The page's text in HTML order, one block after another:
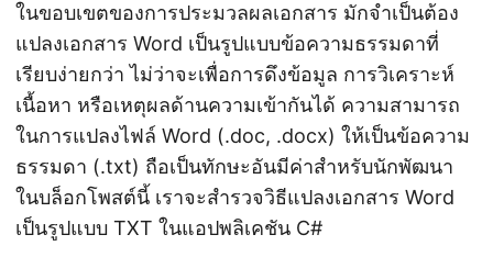
ในขอบเขตของการประมวลผลเอกสาร มักจำเป็นต้อง
แปลงเอกสาร Word เป็นรูปแบบข้อความธรรมดาที่
เรียบง่ายกว่า ไม่ว่าจะเพื่อการดึงข้อมูล การวิเคราะห์
เนื้อหา หรือเหตุผลด้านความเข้ากันได้ ความสามารถ
ในการแปลงไฟล์ Word (.doc, .docx) ให้เป็นข้อความ
ธรรมดา (.txt) ถือเป็นทักษะอันมีค่าสำหรับนักพัฒนา
ในบล็อกโพสต์นี้ เราจะสำรวจวิธีแปลงเอกสาร Word
เป็นรูปแบบ TXT ในแอปพลิเคชัน C#